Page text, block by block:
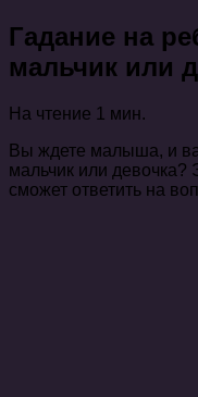
Гадание на
мальчик или
На чтение 1 мин.
Вы ждете малыша, и
мальчик или девочка?
сможет ответить на